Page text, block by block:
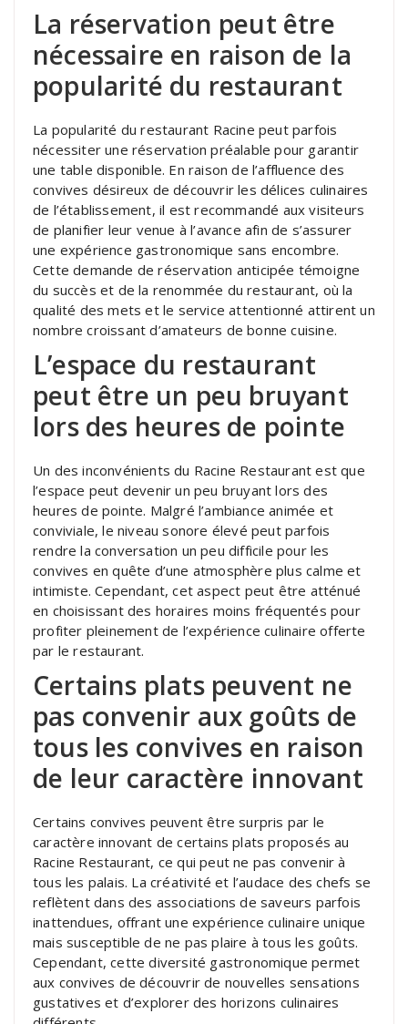
La réservation peut être
nécessaire en raison de la
popularité du restaurant
La popularité du restaurant Racine peut parfois
nécessiter une réservation préalable pour garantir
une table disponible. En raison de l’affluence des
convives désireux de découvrir les délices culinaires
de l’établissement, il est recommandé aux visiteurs
de planifier leur venue à l’avance afin de s’assurer
une expérience gastronomique sans encombre.
Cette demande de réservation anticipée témoigne
du succès et de la renommée du restaurant, où la
qualité des mets et le service attentionné attirent un
nombre croissant d’amateurs de bonne cuisine.
L’espace du restaurant
peut être un peu bruyant
lors des heures de pointe
Un des inconvénients du Racine Restaurant est que
l’espace peut devenir un peu bruyant lors des
heures de pointe. Malgré l’ambiance animée et
conviviale, le niveau sonore élevé peut parfois
rendre la conversation un peu difficile pour les
convives en quête d’une atmosphère plus calme et
intimiste. Cependant, cet aspect peut être atténué
en choisissant des horaires moins fréquentés pour
profiter pleinement de l’expérience culinaire offerte
par le restaurant.
Certains plats peuvent ne
pas convenir aux goûts de
tous les convives en raison
de leur caractère innovant
Certains convives peuvent être surpris par le
caractère innovant de certains plats proposés au
Racine Restaurant, ce qui peut ne pas convenir à
tous les palais. La créativité et l’audace des chefs se
reflètent dans des associations de saveurs parfois
inattendues, offrant une expérience culinaire unique
mais susceptible de ne pas plaire à tous les goûts.
Cependant, cette diversité gastronomique permet
aux convives de découvrir de nouvelles sensations
gustatives et d’explorer des horizons culinaires